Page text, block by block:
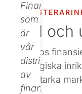
Finance,
som
är
vår
distributör
av
finansiell
Mål och
Nolatos
strategiska
och starka